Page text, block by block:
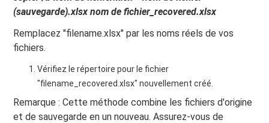
(sauvegarde).xlsx nom de fichier_recovered.xlsx
Remplacez "filename.xlsx" par les noms réels de vos
fichiers.
Vérifiez le répertoire pour le fichier
"filename_recovered.xlsx" nouvellement créé.
Remarque : Cette méthode combine les fichiers d'origine
et de sauvegarde en un nouveau. Assurez-vous de